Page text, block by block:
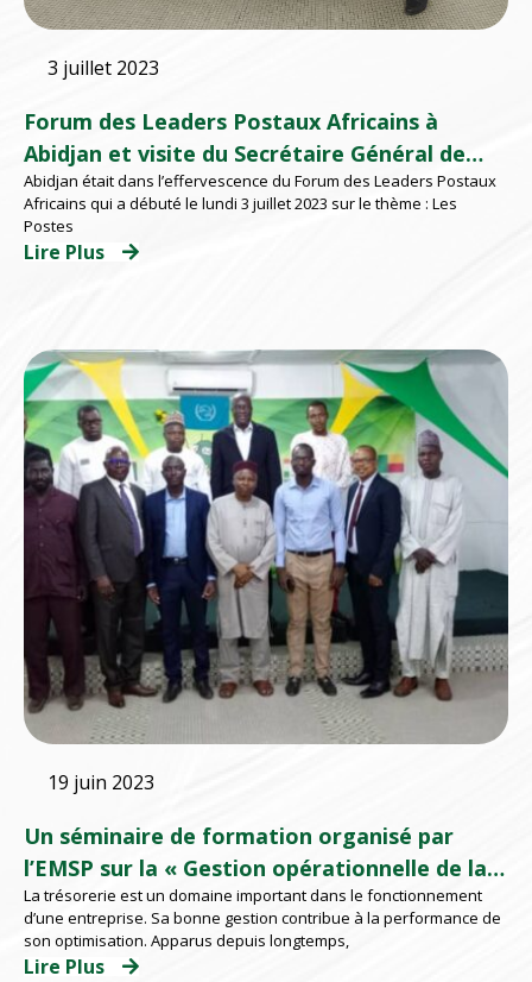
3 juillet 2023
Forum des Leaders Postaux Africains à
Abidjan et visite du Secrétaire Général de
l’UPAP, du Secrétaire Exécutif de la CPEAO,
de l’Expert UPU et du Directeur Général de la
Poste du Sénégal à l’EMSP
Abidjan était dans l’effervescence du Forum des Leaders Postaux
Africains qui a débuté le lundi 3 juillet 2023 sur le thème : Les
Postes
Lire Plus
19 juin 2023
Un séminaire de formation organisé par
l’EMSP sur la « Gestion opérationnelle de la
trésorerie des Bureaux, Agences Postales»
La trésorerie est un domaine important dans le fonctionnement
d’une entreprise. Sa bonne gestion contribue à la performance de
son optimisation. Apparus depuis longtemps,
Lire Plus